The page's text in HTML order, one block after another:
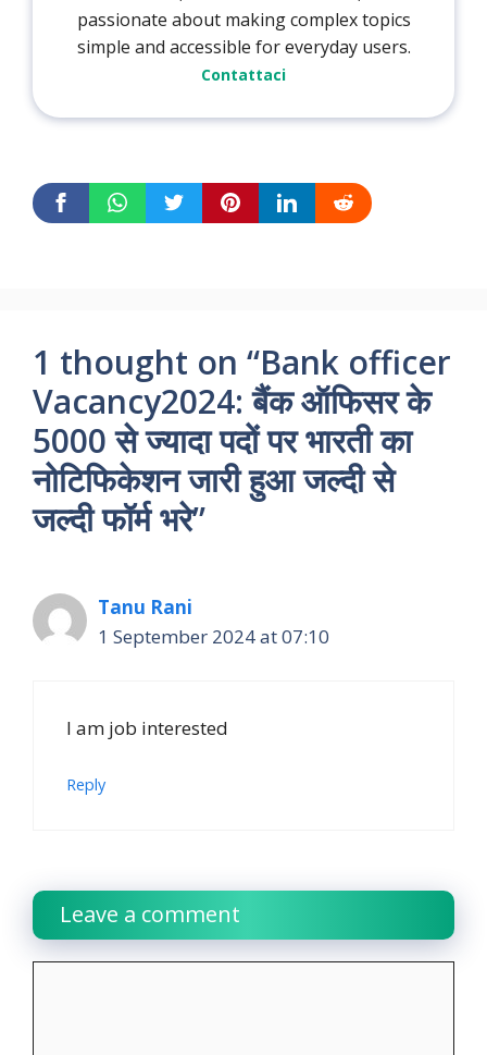
passionate about making complex topics
simple and accessible for everyday users.
Contattaci
1 thought on “Bank officer
Vacancy2024: बैंक ऑफिसर के
5000 से ज्यादा पदों पर भारती का
नोटिफिकेशन जारी हुआ जल्दी से
जल्दी फॉर्म भरे”
Tanu Rani
1 September 2024 at 07:10
I am job interested
Reply
Leave a comment